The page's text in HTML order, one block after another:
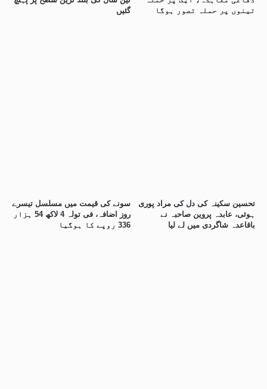
گئیں
تینوں پر حملہ تصور ہوگا
سونے کی قیمت میں مسلسل تیسرے
روز اضافہ، فی تولہ 4 لاکھ 54 ہزار
336 روپے کا ہوگیا
تحسین سکینہ کی دل کی مراد پوری
ہوئی، عابدہ پروین صاحبہ نے
باقاعدہ شاگردی میں لے لیا